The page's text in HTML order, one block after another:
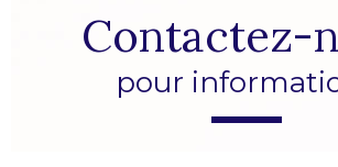
Contactez-
pour